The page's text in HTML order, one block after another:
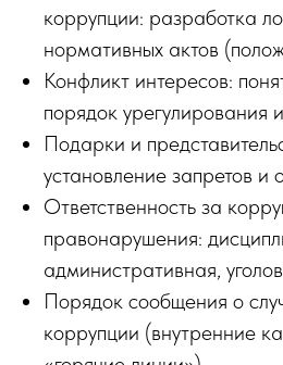
коррупции: разработка
нормативных актов
Конфликт интересов:
порядок урегулирования
Подарки и
установление запретов и
Ответственность за
правонарушения:
административная,
Порядок сообщения о
коррупции (внутренние